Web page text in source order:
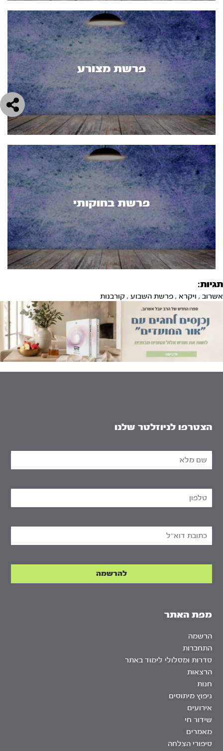
פרשת מצורע
פרשת בחוקותי
תגיות:
אשרוב , ויקרא , פרשת השבוע , קורבנות
מפת האתר
הרשמה
התחברות
סדרות ומסלולי לימוד באתר
הרצאות
חנות
ניפוץ מיתוסים
אירועים
שידור חי
מאמרים
סיפורי הצלחה
הצטרפו לניוזלטר שלנו